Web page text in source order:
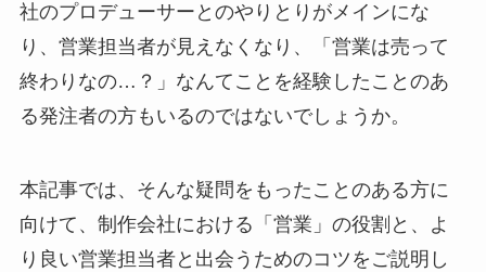
社のプロデューサーとのやりとりがメインにな
り、営業担当者が見えなくなり、「営業は売って
終わりなの…？」なんてことを経験したことのあ
る発注者の方もいるのではないでしょうか。
本記事では、そんな疑問をもったことのある方に
向けて、制作会社における「営業」の役割と、よ
り良い営業担当者と出会うためのコツをご説明し